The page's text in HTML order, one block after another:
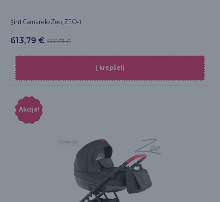
3in1 Camarelo Zeo, ZEO-1
666,71€
613,79 €
Į krepšelį
Akcija!